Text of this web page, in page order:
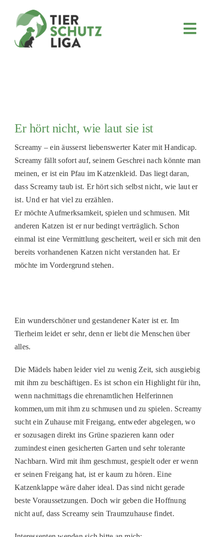
FÖRDERN & VERERBEN
KOOPERATIONEN
4KIDS
TIERHEIMTIERE
TIERHEIME
PATENSCHAFTEN
HELFER WERDEN
RATGEBER
Er hört nicht, wie laut sie ist
Screamy – ein äusserst liebenswerter Kater mit Handicap.
Screamy fällt sofort auf, seinem Geschrei nach könnte man
meinen, er ist ein Pfau im Katzenkleid. Das liegt daran,
dass Screamy taub ist. Er hört sich selbst nicht, wie laut er
ist. Und er hat viel zu erzählen.
Er möchte Aufmerksamkeit, spielen und schmusen. Mit
anderen Katzen ist er nur bedingt verträglich. Schon
einmal ist eine Vermittlung gescheitert, weil er sich mit den
bereits vorhandenen Katzen nicht verstanden hat. Er
möchte im Vordergrund stehen.
Ein wunderschöner und gestandener Kater ist er. Im
Tierheim leidet er sehr, denn er liebt die Menschen über
alles.
Die Mädels haben leider viel zu wenig Zeit, sich ausgiebig
mit ihm zu beschäftigen. Es ist schon ein Highlight für ihn,
wenn nachmittags die ehrenamtlichen Helferinnen
kommen,um mit ihm zu schmusen und zu spielen. Screamy
sucht ein Zuhause mit Freigang, entweder abgelegen, wo
er sozusagen direkt ins Grüne spazieren kann oder
zumindest einen gesicherten Garten und sehr tolerante
Nachbarn. Wird mit ihm geschmust, gespielt oder er wenn
er seinen Freigang hat, ist er kaum zu hören. Eine
Katzenklappe wäre daher ideal. Das sind nicht gerade
beste Voraussetzungen. Doch wir geben die Hoffnung
nicht auf, dass Screamy sein Traumzuhause findet.